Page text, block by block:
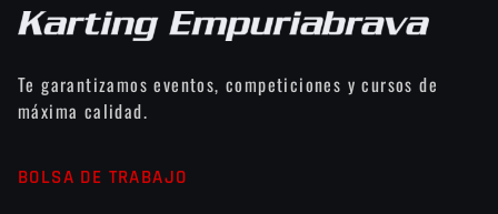
Te garantizamos eventos, competiciones y cursos de
máxima calidad.
BOLSA DE TRABAJO